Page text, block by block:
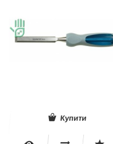
Купити